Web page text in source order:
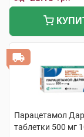
Парацетамол
таблетки 500 мг